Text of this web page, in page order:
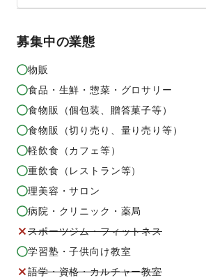
募集中の業態
物販
食品・生鮮・惣菜・グロサリー
食物販（個包装、贈答菓子等）
食物販（切り売り、量り売り等）
軽飲食（カフェ等）
重飲食（レストラン等）
理美容・サロン
病院・クリニック・薬局
スポーツジム・フィットネス
学習塾・子供向け教室
語学・資格・カルチャー教室